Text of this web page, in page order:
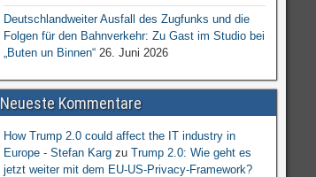
Deutschlandweiter Ausfall des Zugfunks und die
Folgen für den Bahnverkehr: Zu Gast im Studio bei
„Buten un Binnen“ 26. Juni 2026
Neueste Kommentare
How Trump 2.0 could affect the IT industry in
Europe - Stefan Kargzu Trump 2.0: Wie geht es
jetzt weiter mit dem EU-US-Privacy-Framework?